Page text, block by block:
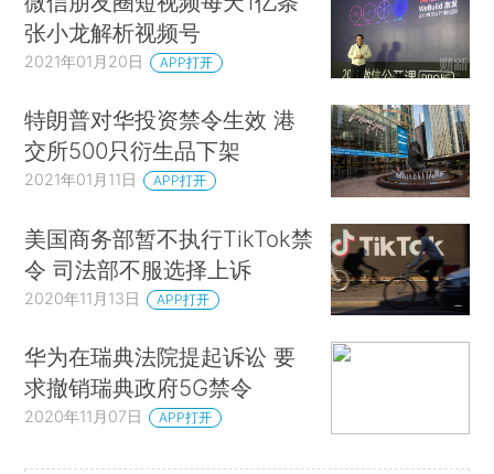
张小龙解析视频号
2021年01月20日 APP打开
特朗普对华投资禁令生效 港
交所500只衍生品下架
2021年01月11日 APP打开
美国商务部暂不执行TikTok禁
令 司法部不服选择上诉
2020年11月13日 APP打开
华为在瑞典法院提起诉讼 要
求撤销瑞典政府5G禁令
2020年11月07日 APP打开